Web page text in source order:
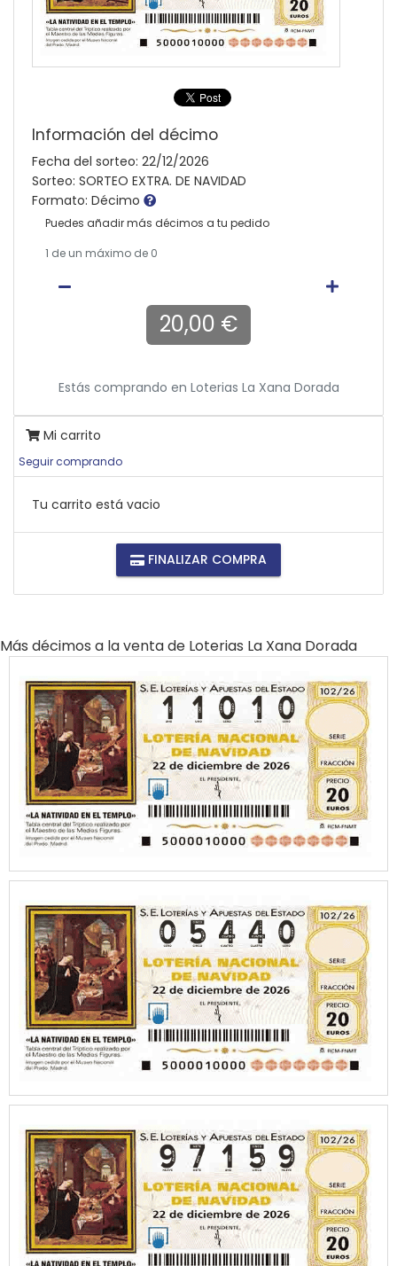
Información del décimo
Fecha del sorteo: 22/12/2026
Sorteo: SORTEO EXTRA. DE NAVIDAD
Formato: Décimo
Puedes añadir más décimos a tu pedido
1 de un máximo de 0
20,00 €
Estás comprando en Loterias La Xana Dorada
Mi carrito
Seguir comprando
Tu carrito está vacio
FINALIZAR COMPRA
Más décimos a la venta de Loterias La Xana Dorada